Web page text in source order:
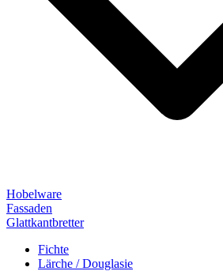
Hobelware
Fassaden
Glattkantbretter
Fichte
Lärche / Douglasie